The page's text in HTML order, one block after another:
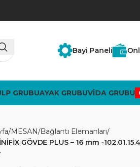
Bayi Paneli
GRUBUAYAK GRUBUVİDA GRUBU
MESAN Bağlantı Elemanları
GÖVDE PLUS – 16 mm -